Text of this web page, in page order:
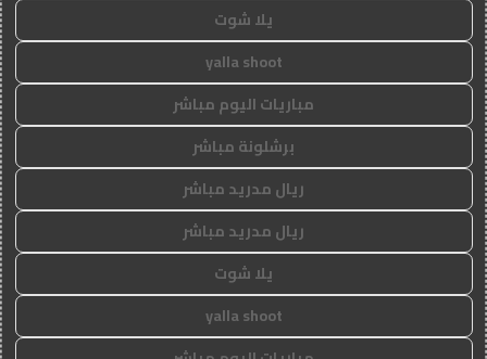
يلا شوت
yalla shoot
مباريات اليوم مباشر
برشلونة مباشر
ريال مدريد مباشر
ريال مدريد مباشر
يلا شوت
yalla shoot